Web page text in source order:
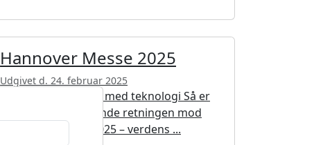
Hannover Messe 2025
Udgivet d. 24. februar 2025
At forme fremtiden med teknologi Så er
det igen tid til at vende retningen mod
Hannover Messe 2025 – verdens ...